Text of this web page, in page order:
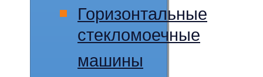
Горизонтальные
стекломоечные
машины